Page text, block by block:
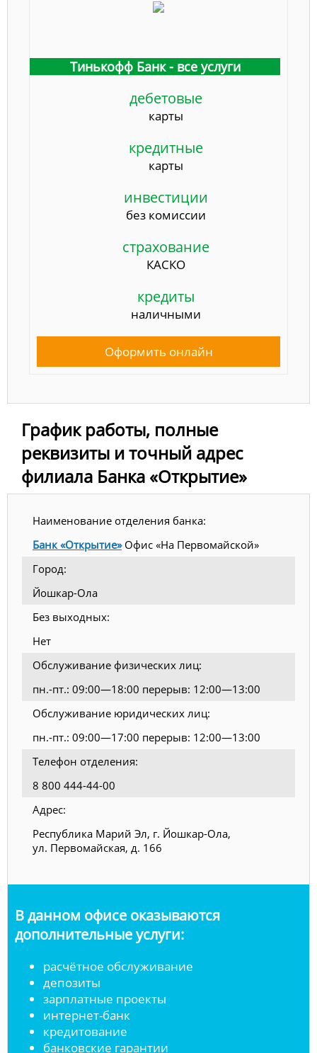
Тинькофф Банк - все услуги
дебетовые
карты
кредитные
карты
инвестиции
без комиссии
страхование
КАСКО
кредиты
наличными
Оформить онлайн
График работы, полные
реквизиты и точный адрес
филиала Банка «Открытие»
Наименование отделения банка:
Банк «Открытие»Офис «На Первомайской»
Город:
Йошкар-Ола
Без выходных:
Нет
Обслуживание физических лиц:
пн.-пт.: 09:00—18:00 перерыв: 12:00—13:00
Обслуживание юридических лиц:
пн.-пт.: 09:00—17:00 перерыв: 12:00—13:00
Телефон отделения:
8 800 444-44-00
Адрес:
Республика Марий Эл, г. Йошкар-Ола,
ул. Первомайская, д. 166
В данном офисе оказываются
дополнительные услуги:
расчётное обслуживание
депозиты
зарплатные проекты
интернет-банк
кредитование
банковские гарантии